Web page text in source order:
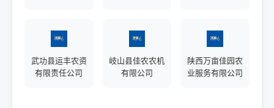
武功县运丰农资
有限责任公司
岐山县佳农农机
有限公司
陕西万亩佳园农
业服务有限公司